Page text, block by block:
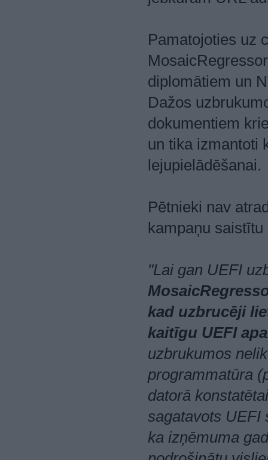
Pamatojoties uz
diplomātiem un
Dažos
dokumentiem
un tika izmantoti
lejupielādēšanai.
Pētnieki nav
kampaņu
"Lai gan UEFI
kad uzbrucēji
kaitīgu UEFI
uzbrukumos
programmatūra
datorā
sagatavots UEFI
ka izņēmuma